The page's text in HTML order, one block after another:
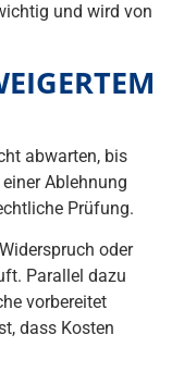
und wird von
abwarten, bis
Ablehnung
Prüfung.
oder
Parallel dazu
vorbereitet
dass Kosten